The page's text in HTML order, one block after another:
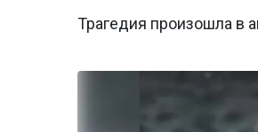
Трагедия произошла в